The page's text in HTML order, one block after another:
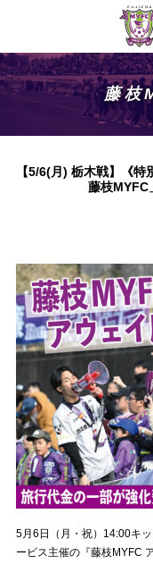
藤枝
【5/6(月) 栃木戦】《
藤枝MYFC
5月6日（月・祝）14:00キ
ービス主催の『藤枝MYFC